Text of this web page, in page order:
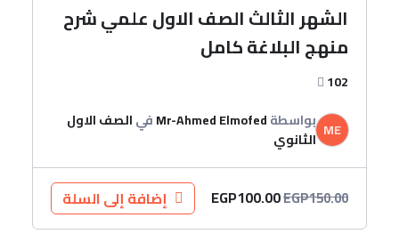
الشهر الثالث الصف الاول علمي شرح
منهج البلاغة كامل
102
ME بواسطةMr-Ahmed Elmofedفيالصف الاول
الثانوي
EGP150.00
EGP100.00 إضافة إلى السلة